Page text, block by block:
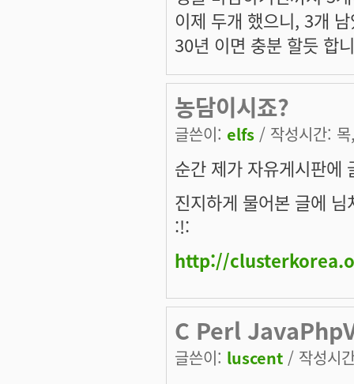
이제 두개 했으니, 3개
30년 이면 충분 할듯 합
농담이시죠?
글쓴이: elfs / 작성시간:
순간 제가 자유게시판에
진지하게 물어본 글에
:!:
http://
C Perl
글쓴이: luscent / 작성시